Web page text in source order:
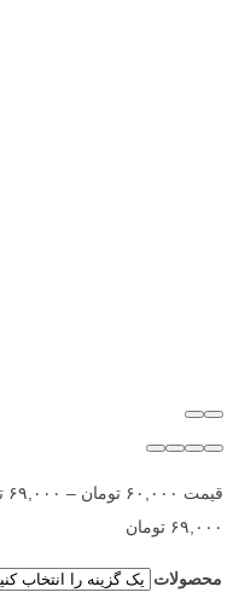
قیمت ۶۰,۰۰۰ تومان – ۶۹,۰۰۰
۶۹,۰۰۰ تومان
محصولات